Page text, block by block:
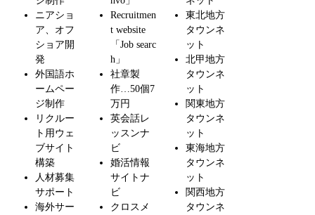
ニアショ
ア、オフ
ショア開
発
外国語ホ
ームペー
ジ制作
リクルー
ト用ウェ
ブサイト
構築
人材募集
サポート
海外サー
Recruitmen
t website
「Job searc
h」
社章製
作…50個7
万円
英会話レ
ッスンナ
ビ
婚活情報
サイトナ
ビ
クロスメ
東北地方
タウンネ
ット
北甲地方
タウンネ
ット
関東地方
タウンネ
ット
東海地方
タウンネ
ット
関西地方
タウンネ